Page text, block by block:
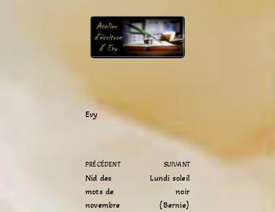
Evy
PRÉCÉDENT
Nid des
mots de
novembre
SUIVANT
Lundi soleil
noir
(Bernie)